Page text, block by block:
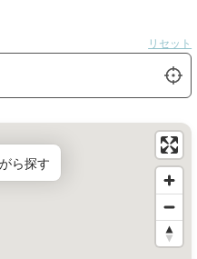
リセット
私を探
ら探す